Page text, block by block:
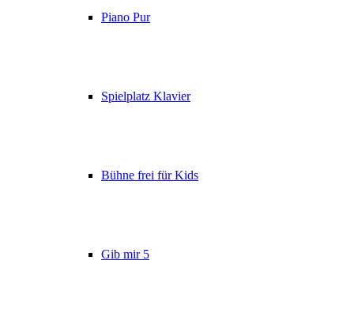
Piano Pur
Spielplatz Klavier
Bühne frei für Kids
Gib mir 5